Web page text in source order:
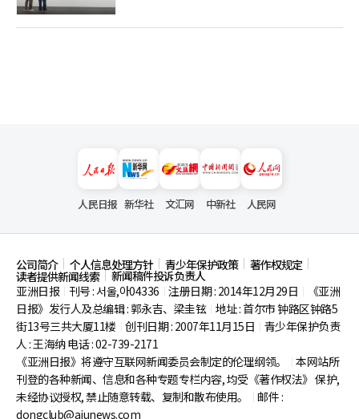
人民日报 新华社 文汇网 中新社 人民网
公司简介 个人信息处理方针 青少年保护政策 著作权规定
读者提供新闻线索
新闻稿件投诉负责人
亚洲日报
刊号 : 서울,아04336 注册日期 : 2014年12月29日
《亚洲
日报》发行人及总编辑 : 郭永吉、梁圭铉 地址 : 首尔市钟路区钟路5
街13号三共大厦11楼 创刊日期 : 2007年11月15日
青少年保护负责
人 : 王海纳 电话 : 02-739-2171
《亚洲日报》将遵守互联网新闻委员会制定的伦理纲领。
本网站所
刊登的各种新闻、信息和各种专题专栏内容, 均受《著作权法》 保护,
未经协议授权, 禁止随意转载、复制和散布使用。
邮件 :
dongclub@ajunews.com